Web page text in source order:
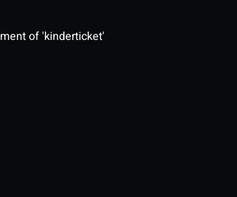
of 'kinderticket'